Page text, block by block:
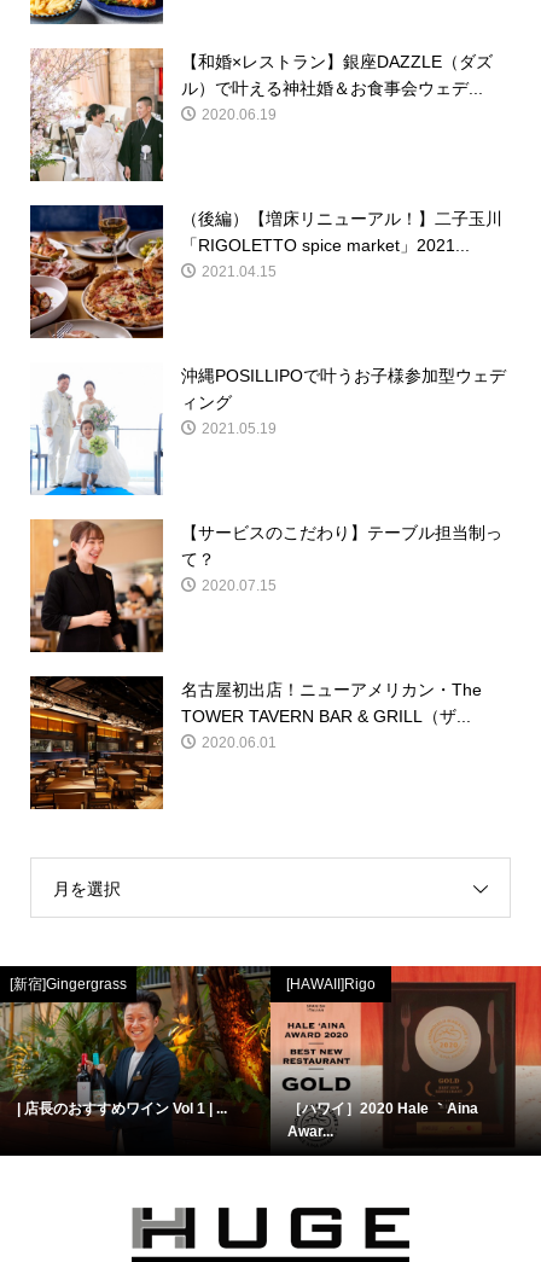
【和婚×レストラン】銀座DAZZLE（ダズ
ル）で叶える神社婚＆お食事会ウェデ...
2020.06.19
（後編）【増床リニューアル！】二子玉川
「RIGOLETTO spice market」2021...
2021.04.15
沖縄POSILLIPOで叶うお子様参加型ウェデ
ィング
2021.05.19
【サービスのこだわり】テーブル担当制っ
て？
2020.07.15
名古屋初出店！ニューアメリカン・The
TOWER TAVERN BAR & GRILL（ザ...
2020.06.01
月を選択
[新宿]Gingergrass
| 店長のおすすめワイン Vol 1 | ...
[HAWAII]Rigo
［ハワイ］2020 Hale ｀Aina
Awar...